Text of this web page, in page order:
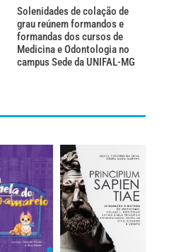
Solenidades de colação de
grau reúnem formandos e
formandas dos cursos de
Medicina e Odontologia no
campus Sede da UNIFAL-MG